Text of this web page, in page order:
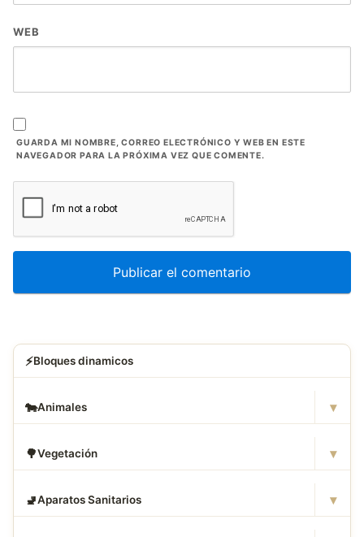
WEB
GUARDA MI NOMBRE, CORREO ELECTRÓNICO Y WEB EN ESTE
NAVEGADOR PARA LA PRÓXIMA VEZ QUE COMENTE.
⚡Bloques dinamicos
🐄Animales ▾
🌳Vegetación ▾
🚽Aparatos Sanitarios ▾